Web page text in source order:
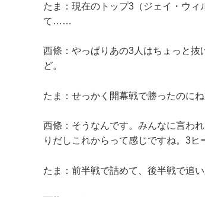
たま：現在のトップ3（ジェイ・ウ
て……
西條：やっぱりあの3人はちょっと
ど。
たま：せっかく開幕戦で勝ったのにね
西條：そうなんです。みんなに言わ
りだしこれからって感じですね。3ヒ
たま：前半戦で詰めて、後半戦で追